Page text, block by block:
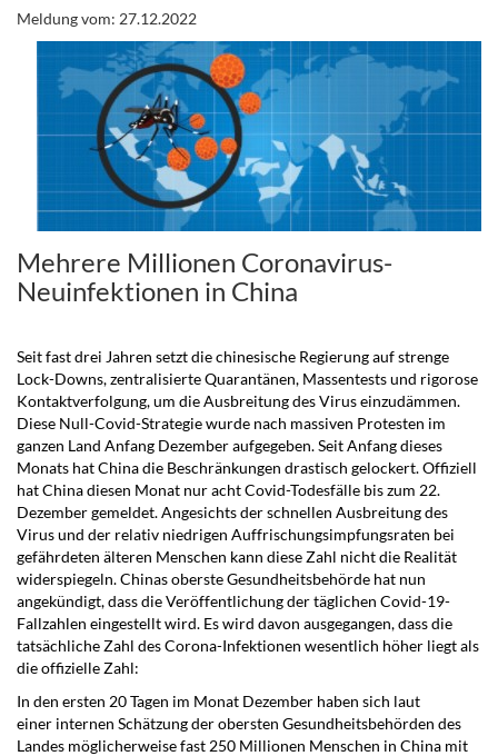
Meldung vom: 27.12.2022
Mehrere Millionen Coronavirus-
Neuinfektionen in China
Seit fast drei Jahren setzt die chinesische Regierung auf strenge
Lock-Downs, zentralisierte Quarantänen, Massentests und rigorose
Kontaktverfolgung, um die Ausbreitung des Virus einzudämmen.
Diese Null-Covid-Strategie wurde nach massiven Protesten im
ganzen Land Anfang Dezember aufgegeben. Seit Anfang dieses
Monats hat China die Beschränkungen drastisch gelockert.Offiziell
hat China diesen Monat nur acht Covid-Todesfälle bis zum 22.
Dezember gemeldet. Angesichts der schnellen Ausbreitung des
Virus und der relativ niedrigen Auffrischungsimpfungsraten bei
gefährdeten älteren Menschen kann diese Zahl nicht die Realität
widerspiegeln.Chinas oberste Gesundheitsbehörde hat nun
angekündigt, dass die Veröffentlichung der täglichen Covid-19-
Fallzahlen eingestellt wird. Es wird davon ausgegangen, dass die
tatsächliche Zahl des Corona-Infektionen wesentlich höher liegt als
die offizielle Zahl:
In den ersten 20 Tagen im Monat Dezember haben sich laut
einer internen Schätzung der obersten Gesundheitsbehörden des
Landes möglicherweise fast 250 Millionen Menschen in China mit